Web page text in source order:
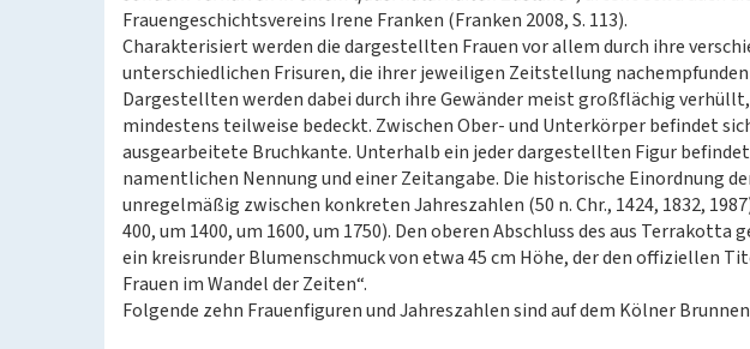
Frauengeschichtsvereins Irene Franken (Franken 2008, S. 113).
Charakterisiert werden die dargestellten Frauen vor allem durch ihre
unterschiedlichen Frisuren, die ihrer jeweiligen Zeitstellung
Dargestellten werden dabei durch ihre Gewänder meist großflächig
mindestens teilweise bedeckt. Zwischen Ober- und Unterkörper befindet
ausgearbeitete Bruchkante. Unterhalb ein jeder dargestellten Figur
namentlichen Nennung und einer Zeitangabe. Die historische Einordnung
unregelmäßig zwischen konkreten Jahreszahlen (50 n. Chr., 1424, 1832,
400, um 1400, um 1600, um 1750). Den oberen Abschluss des aus
ein kreisrunder Blumenschmuck von etwa 45 cm Höhe, der den offiziellen
Frauen im Wandel der Zeiten“.
Folgende zehn Frauenfiguren und Jahreszahlen sind auf dem Kölner